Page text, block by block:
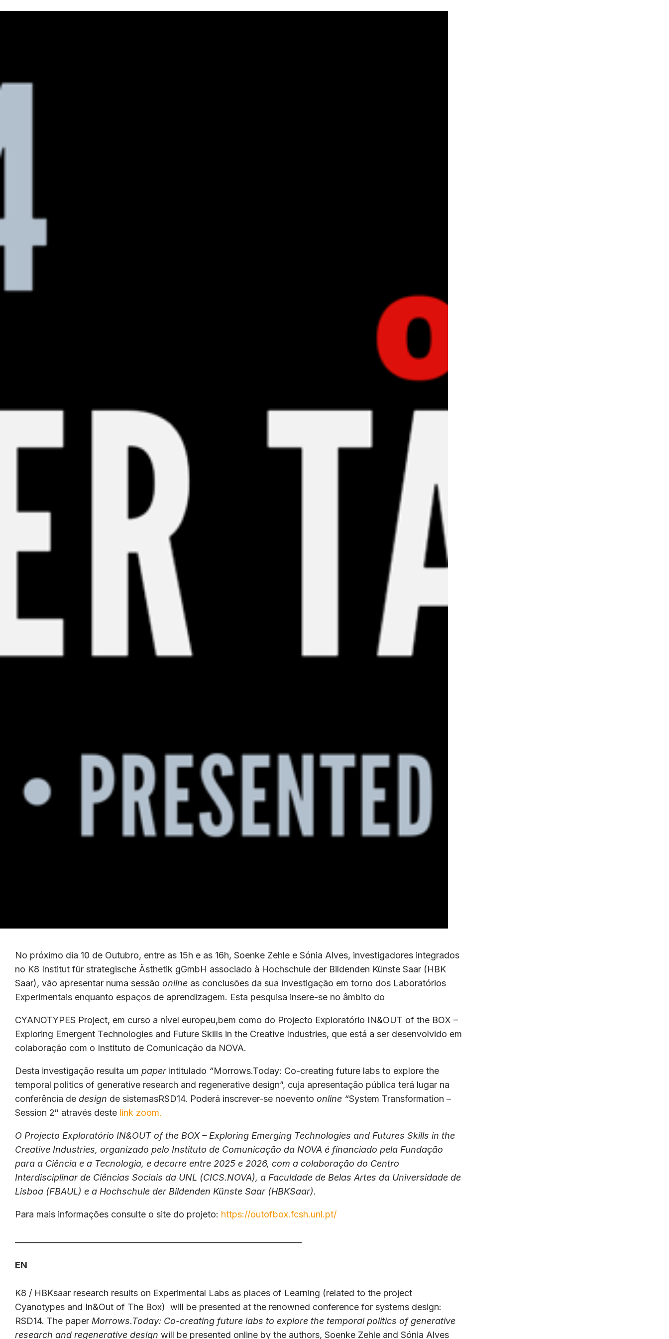
No próximo dia 10 de Outubro, entre as 15h e as 16h, Soenke Zehle e Sónia Alves, investigadores integrados
no K8 Institut für strategische Ästhetik gGmbH associado à Hochschule der Bildenden Künste Saar (HBK
Saar), vão apresentar numa sessão online as conclusões da sua investigação em torno dos Laboratórios
Experimentais enquanto espaços de aprendizagem. Esta pesquisa insere-se no âmbito do
CYANOTYPES Project, em curso a nível europeu,bem como do Projecto Exploratório IN&OUT of the BOX –
Exploring Emergent Technologies and Future Skills in the Creative Industries, que está a ser desenvolvido em
colaboração com o Instituto de Comunicação da NOVA.
Desta investigação resulta um paperintitulado “Morrows.Today: Co-creating future labs to explore the
temporal politics of generative research and regenerative design”, cuja apresentação pública terá lugar na
conferência de design de sistemasRSD14. Poderá inscrever-se noevento online “System Transformation –
Session 2″ através deste link zoom.
O Projecto Exploratório IN&OUT of the BOX – Exploring Emerging Technologies and Futures Skills in the
Creative Industries, organizado pelo Instituto de Comunicação da NOVA é financiado pela Fundação
para a Ciência e a Tecnologia, e decorre entre 2025 e 2026, com a colaboração do Centro
Interdisciplinar de Ciências Sociais da UNL (CICS.NOVA), a Faculdade de Belas Artes da Universidade de
Lisboa (FBAUL) e a Hochschule der Bildenden Künste Saar (HBKSaar).
Para mais informações consulte o site do projeto: https://outofbox.fcsh.unl.pt/
————————————————————————————————
EN
K8 / HBKsaar research results on Experimental Labs as places of Learning (related to the project
Cyanotypes and In&Out of The Box) will be presented at the renowned conference for systems design:
RSD14. The paper Morrows.Today: Co-creating future labs to explore the temporal politics of generative
research and regenerative design will be presented online by the authors, Soenke Zehle and Sónia Alves